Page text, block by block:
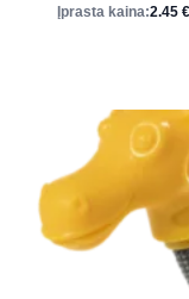
Įprasta kaina:2.45 €